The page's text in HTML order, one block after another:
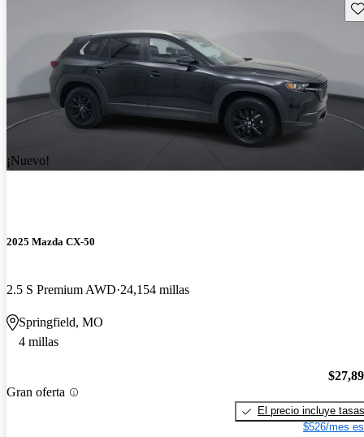
¡Nuevo!
2025 Mazda CX-50
2.5 S Premium AWD 24,154 millas
Springfield, MO
4 millas
Gran oferta
El precio incluye tasas
$526/mes